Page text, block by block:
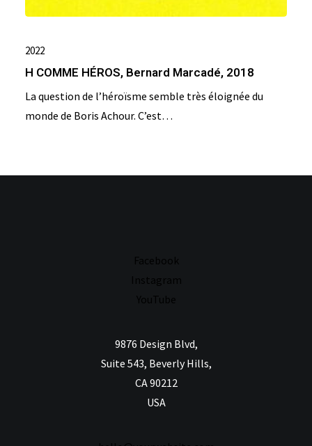
2022
H COMME HÉROS, Bernard Marcadé, 2018
La question de l’héroïsme semble très éloignée du
monde de Boris Achour. C’est…
Facebook
Instagram
YouTube
9876 Design Blvd,
Suite 543, Beverly Hills,
CA 90212
USA